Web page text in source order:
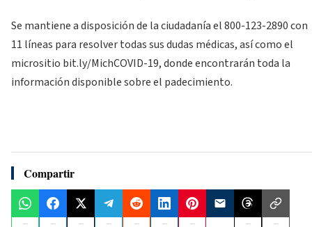
Se mantiene a disposición de la ciudadanía el 800-123-2890 con
11 líneas para resolver todas sus dudas médicas, así como el
micrositio bit.ly/MichCOVID-19, donde encontrarán toda la
información disponible sobre el padecimiento.
Compartir